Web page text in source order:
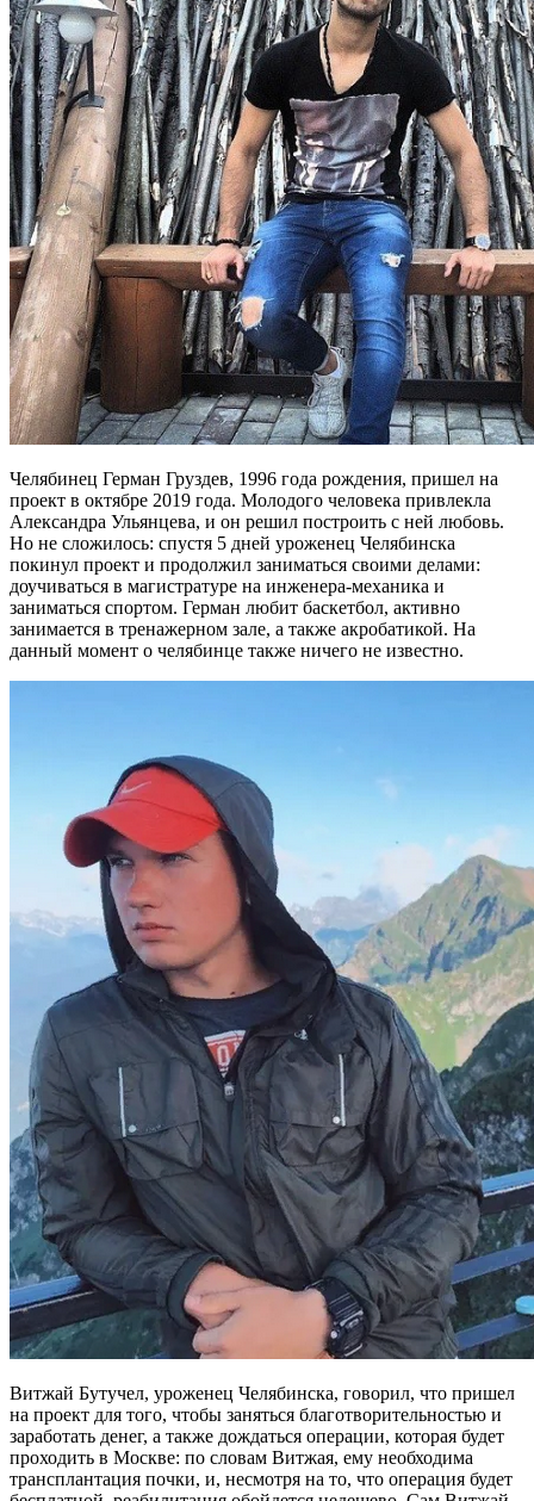
Челябинец Герман Груздев, 1996 года рождения, пришел на
проект в октябре 2019 года. Молодого человека привлекла
Александра Ульянцева, и он решил построить с ней любовь.
Но не сложилось: спустя 5 дней уроженец Челябинска
покинул проект и продолжил заниматься своими делами:
доучиваться в магистратуре на инженера-механика и
заниматься спортом. Герман любит баскетбол, активно
занимается в тренажерном зале, а также акробатикой. На
данный момент о челябинце также ничего не известно.
Витжай Бутучел, уроженец Челябинска, говорил, что пришел
на проект для того, чтобы заняться благотворительностью и
заработать денег, а также дождаться операции, которая будет
проходить в Москве: по словам Витжая, ему необходима
трансплантация почки, и, несмотря на то, что операция будет